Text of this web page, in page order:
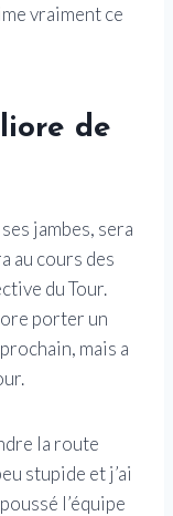
vraiment ce
de
jambes, sera
au cours des
du Tour.
porter un
mais a
la route
stupide et j’ai
l’équipe